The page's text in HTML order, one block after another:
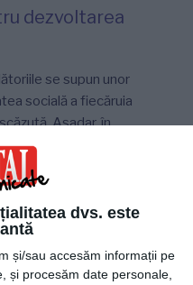
dvs. este
și/sau accesăm informații pe
și procesăm date personale,
dezvoltarea
se supun unor
socială a fiecăruia
Așadar, în
mult timp acasă avem
eforturi în vederea
dacă ești în căutarea
sau soția ta cu ocazia
pe care le-ar lectura cu
nu, în completarea
de a participa la